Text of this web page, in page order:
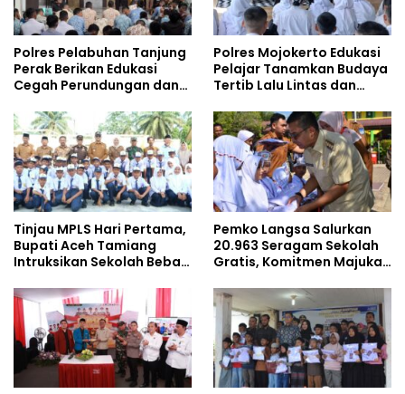
Polres Pelabuhan Tanjung
Perak Berikan Edukasi
Cegah Perundungan dan
kepada Pelajar MPLS
Polres Mojokerto Edukasi
Pelajar Tanamkan Budaya
Tertib Lalu Lintas dan
Tinjau MPLS Hari Pertama,
Bupati Aceh Tamiang
Intruksikan Sekolah Bebas
Pemko Langsa Salurkan
20.963 Seragam Sekolah
Gratis, Komitmen Majukan